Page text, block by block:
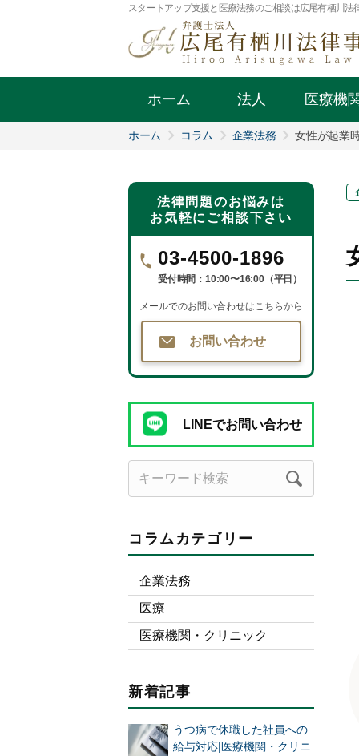
スタートアップ支援と医療法務のご相談は広尾有栖川法
ホーム 法人 医療機
ホーム コラム 企業法務 女性が起業
法律問題のお悩みは
お気軽にご相談下さい
03-4500-1896
受付時間：10:00〜16:00（平日）
メールでのお問い合わせはこちらから
お問い合わせ
LINEでお問い合わせ
コラムカテゴリー
企業法務
医療
医療機関・クリニック
新着記事
うつ病で休職した社員への
給与対応|医療機関・クリニ